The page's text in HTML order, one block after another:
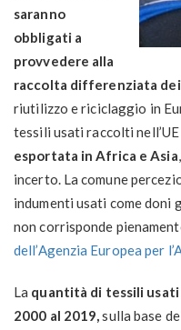
saranno
obbligati a
provvedere alla
raccolta differenziata
riutilizzo e riciclaggio in
tessili usati raccolti
esportata in Africa e Asia
incerto. La comune
indumenti usati come doni
non corrisponde
dell’Agenzia Europea per
La quantità di tessili usati
2000 al 2019,sulla base